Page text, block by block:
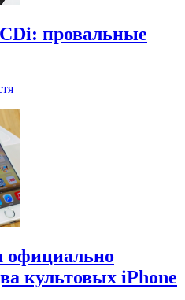
провальные
официально
культовых iPhone